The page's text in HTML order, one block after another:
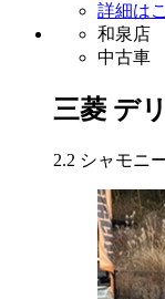
詳細は
和泉店
中古車
三菱 デ
2.2 シャモニ